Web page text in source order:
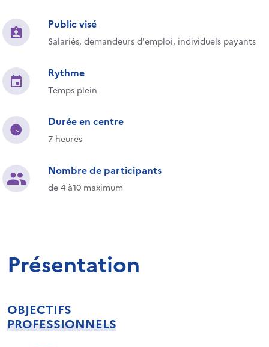
Public visé
Salariés, demandeurs d'emploi, individuels payants
Rythme
Temps plein
Durée en centre
7 heures
Nombre de participants
de 4 à10 maximum
Présentation
OBJECTIFS
PROFESSIONNELS